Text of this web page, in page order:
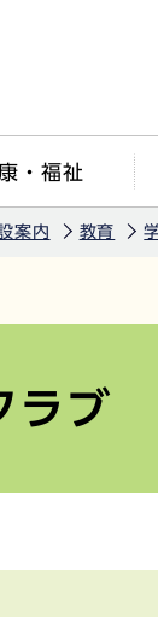
・福祉
案内 教育
ラブ